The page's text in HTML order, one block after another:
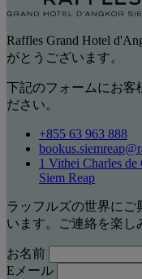
Raffles Grand Hotel
がとうございます。
下記のフォームにお客
ださい。
+855 63 963 888
1 Vithei Charles
Siem Reap
ラッフルズの世界に
います。ご連絡を楽し
お名前
Eメール